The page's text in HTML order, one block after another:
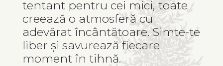
tentant pentru cei mici, toate
creează o atmosferă cu
adevărat încântătoare. Simte-te
liber și savurează fiecare
moment în tihnă.